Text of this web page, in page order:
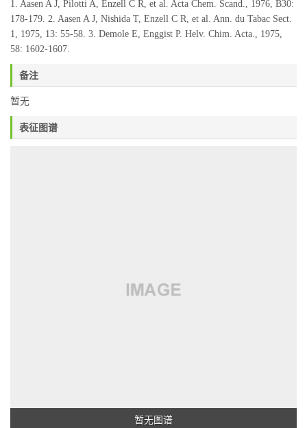
1. Aasen A J, Pilotti A, Enzell C R, et al. Acta Chem. Scand., 1976, B30:
178-179. 2. Aasen A J, Nishida T, Enzell C R, et al. Ann. du Tabac Sect.
1, 1975, 13: 55-58. 3. Demole E, Enggist P. Helv. Chim. Acta., 1975,
58: 1602-1607.
备注
暂无
表征图谱
暂无图谱